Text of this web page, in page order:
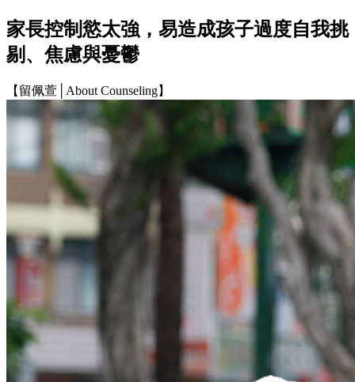
家長控制慾太強，易造成孩子過度自我挑
剔、焦慮與憂鬱
【留佩萱│About Counseling】